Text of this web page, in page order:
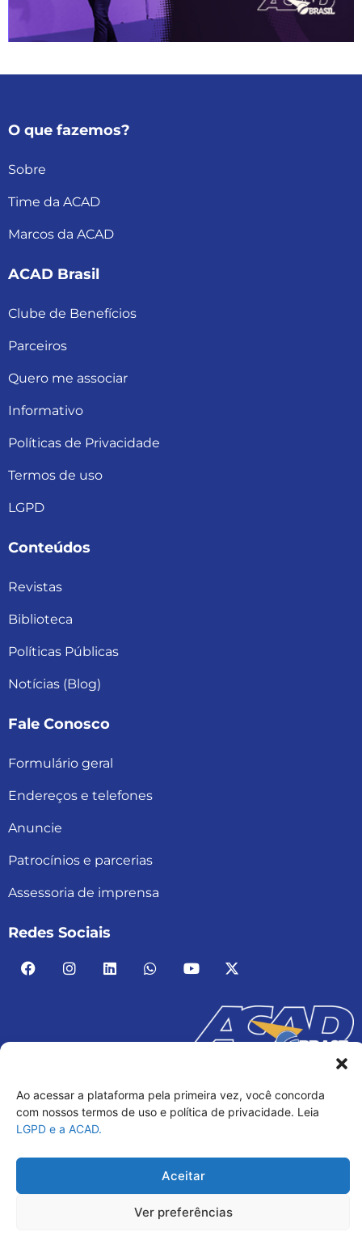
Ao acessar a plataforma pela primeira vez, você concorda
com nossos termos de uso e política de privacidade. Leia
LGPD e a ACAD.
Aceitar
Ver preferências
O que fazemos?
Sobre
Time da ACAD
Marcos da ACAD
ACAD Brasil
Clube de Benefícios
Parceiros
Quero me associar
Informativo
Políticas de Privacidade
Termos de uso
LGPD
Conteúdos
Revistas
Biblioteca
Políticas Públicas
Notícias (Blog)
Fale Conosco
Formulário geral
Endereços e telefones
Anuncie
Patrocínios e parcerias
Assessoria de imprensa
Redes Sociais
ACAD BRASIL – ASSOCIAÇÃO BRASILEIRA DE
ACADEMIAS
03.482.052.0001-30